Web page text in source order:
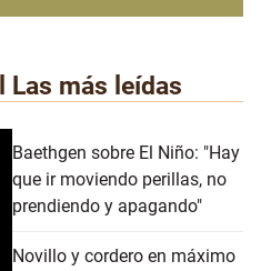
Las más leídas
Baethgen sobre El Niño: "Hay
que ir moviendo perillas, no
prendiendo y apagando"
Novillo y cordero en máximo